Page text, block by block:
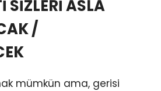
SİZLERİ ASLA
/
mümkün ama, gerisi